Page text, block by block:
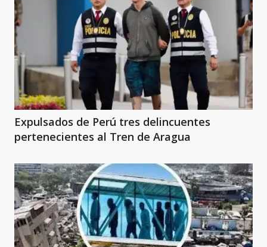
Expulsados de Perú tres delincuentes
pertenecientes al Tren de Aragua